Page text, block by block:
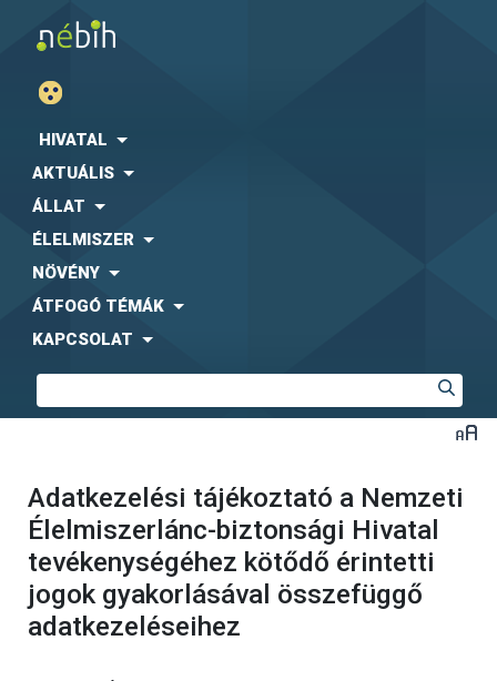
HIVATAL
AKTUÁLIS
ÁLLAT
ÉLELMISZER
NÖVÉNY
ÁTFOGÓ TÉMÁK
KAPCSOLAT
Adatkezelési tájékoztató a Nemzeti
Élelmiszerlánc-biztonsági Hivatal
tevékenységéhez kötődő érintetti
jogok gyakorlásával összefüggő
adatkezeléseihez